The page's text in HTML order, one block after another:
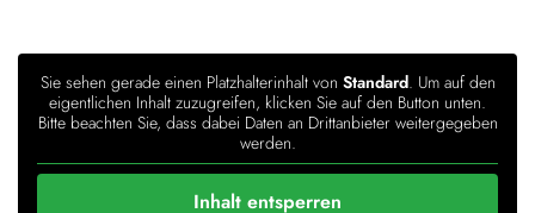
Sie sehen gerade einen Platzhalterinhalt von Standard. Um auf den
eigentlichen Inhalt zuzugreifen, klicken Sie auf den Button unten.
Bitte beachten Sie, dass dabei Daten an Drittanbieter weitergegeben
werden.
Inhalt entsperren